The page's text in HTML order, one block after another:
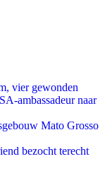
vier gewonden
ambassadeur naar
Mato Grosso
bezocht terecht